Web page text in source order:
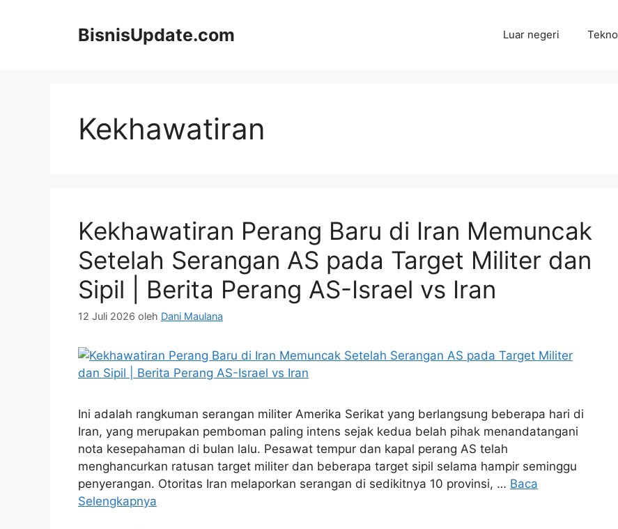
BisnisUpdate.com Luar negeri Tekno
Kekhawatiran
Kekhawatiran Perang Baru di Iran Memuncak
Setelah Serangan AS pada Target Militer dan
Sipil | Berita Perang AS-Israel vs Iran
12 Juli 2026 oleh Dani Maulana
Ini adalah rangkuman serangan militer Amerika Serikat yang berlangsung beberapa hari di
Iran, yang merupakan pemboman paling intens sejak kedua belah pihak menandatangani
nota kesepahaman di bulan lalu. Pesawat tempur dan kapal perang AS telah
menghancurkan ratusan target militer dan beberapa target sipil selama hampir seminggu
penyerangan. Otoritas Iran melaporkan serangan di sedikitnya 10 provinsi, … Baca
Selengkapnya